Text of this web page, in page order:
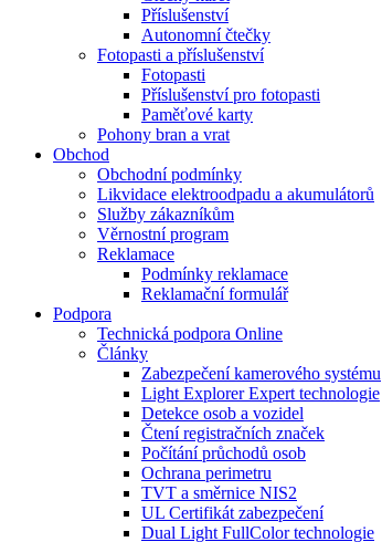
Příslušenství
Autonomní čtečky
Fotopasti a příslušenství
Fotopasti
Příslušenství pro fotopasti
Paměťové karty
Pohony bran a vrat
Obchod
Obchodní podmínky
Likvidace elektroodpadu a akumulátorů
Služby zákazníkům
Věrnostní program
Reklamace
Podmínky reklamace
Reklamační formulář
Podpora
Technická podpora Online
Články
Zabezpečení kamerového systému
Light Explorer Expert technologie
Detekce osob a vozidel
Čtení registračních značek
Počítání průchodů osob
Ochrana perimetru
TVT a směrnice NIS2
UL Certifikát zabezpečení
Dual Light FullColor technologie